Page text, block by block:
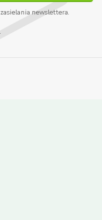
newslettera.